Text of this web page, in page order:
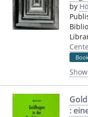
by
: